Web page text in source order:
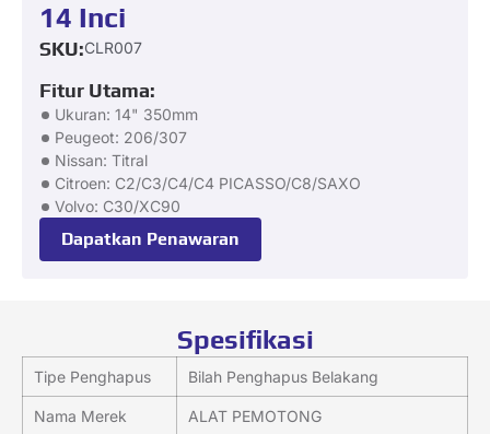
14 Inci
SKU:CLR007
Fitur Utama:
Ukuran: 14" 350mm
Peugeot: 206/307
Nissan: Titral
Citroen: C2/C3/C4/C4 PICASSO/C8/SAXO
Volvo: C30/XC90
Dapatkan Penawaran
Spesifikasi
Tipe Penghapus Bilah Penghapus Belakang
Nama Merek ALAT PEMOTONG